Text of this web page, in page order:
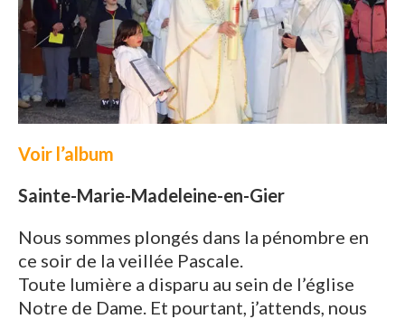
Voir l’album
Sainte-Marie-Madeleine-en-Gier
Nous sommes plongés dans la pénombre en
ce soir de la veillée Pascale.
Toute lumière a disparu au sein de l’église
Notre de Dame. Et pourtant, j’attends, nous